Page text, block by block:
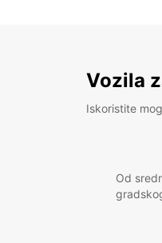
Vozila
Iskoristite
Od